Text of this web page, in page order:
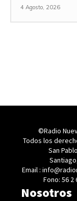
4 Agosto, 2026
©Radio
Todos los
San
Email :
Fono: 56 2
Nosotros